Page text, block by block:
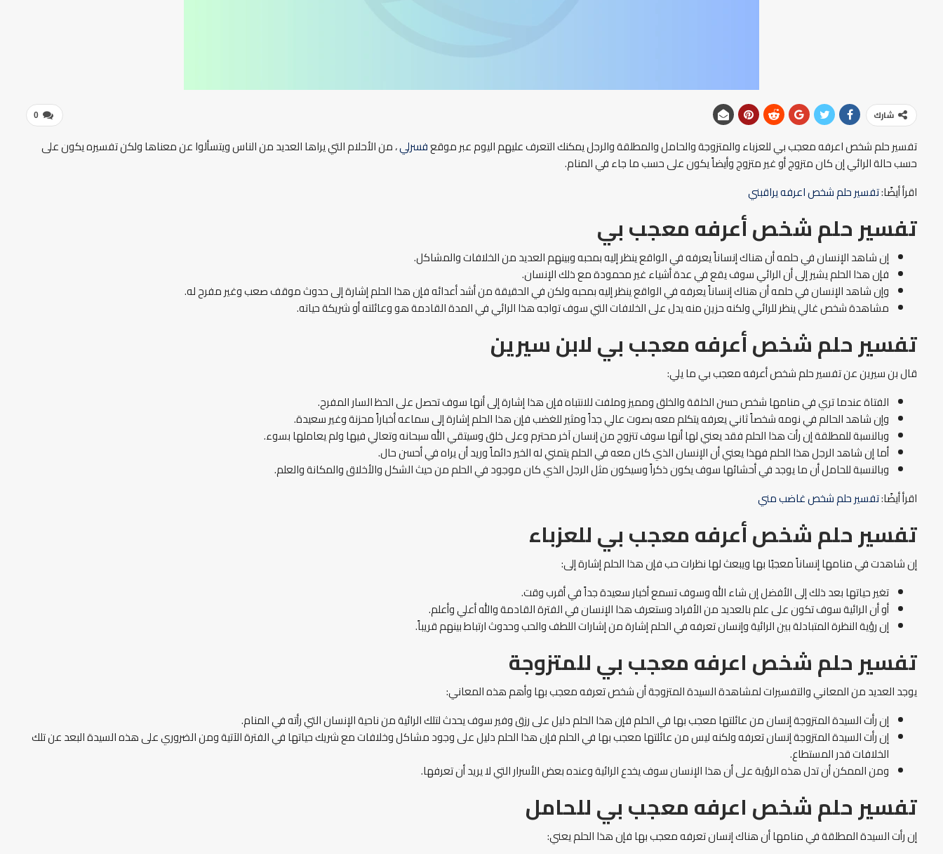
0 شارك
تفسير حلم شخص اعرفه معجب بي للعزباء والمتزوجة والحامل والمطلقة والرجل يمكنك التعرف عليهم اليوم عبر موقعفسرلي، من الأحلام التي يراها العديد من الناس ويتسألوا عن معناها ولكن تفسيره يكون على
حسب حالة الرائي إن كان متزوج أو غير متزوج وأيضاً يكون على حسب ما جاء في المنام.
اقرأ أيضًا:تفسير حلم شخص اعرفه يراقبني
تفسير حلم شخص أعرفه معجب بي
إن شاهد الإنسان في حلمه أن هناك إنساناً يعرفه في الواقع ينظر إليه بمحبه وبينهم العديد من الخلافات والمشاكل.
فإن هذا الحلم يشير إلى أن الرائي سوف يقع في عدة أشياء غير محمودة مع ذلك الإنسان.
وإن شاهد الإنسان في حلمه أن هناك إنساناً يعرفه في الواقع ينظر إليه بمحبه ولكن في الحقيقة من أشد أعدائه فإن هذا الحلم إشارة إلى حدوث موقف صعب وغير مفرح له.
مشاهدة شخص غالي ينظر للرائي ولكنه حزين منه يدل على الخلافات التي سوف تواجه هذا الرائي في المدة القادمة هو وعائلته أو شريكة حياته.
تفسير حلم شخص أعرفه معجب بي لابن سيرين
قال بن سيرين عن تفسير حلم شخص أعرفه معجب بي ما يلي:
الفتاة عندما تري في منامها شخص حسن الخلقة والخلق ومميز وملفت للانتباه فإن هذا إشارة إلى أنها سوف تحصل على الحظ السار المفرح.
وإن شاهد الحالم في نومه شخصاً ثاني يعرفه يتكلم معه بصوت عالي جداً ومثير للغضب فإن هذا الحلم إشارة إلى سماعه أخباراً محزنة وغير سعيدة.
وبالنسبة للمطلقة إن رأت هذا الحلم فقد يعني لها أنها سوف تتزوج من إنسان آخر محترم وعلى خلق وسيتقي الله سبحانه وتعالي فيها ولم يعاملها بسوء.
أما إن شاهد الرجل هذا الحلم فهذا يعني أن الإنسان الذي كان معه في الحلم يتمني له الخير دائماً وريد أن يراه في أحسن حال.
وبالنسبة للحامل أن ما يوجد في أحشائها سوف يكون ذكراً وسيكون مثل الرجل الذي كان موجود في الحلم من حيث الشكل والأخلاق والمكانة والعلم.
اقرأ أيضًا:تفسير حلم شخص غاضب مني
تفسير حلم شخص أعرفه معجب بي للعزباء
إن شاهدت في منامها إنساناً معجبًا بها ويبعث لها نظرات حب فإن هذا الحلم إشارة إلى:
تغير حياتها بعد ذلك إلى الأفضل إن شاء الله وسوف تسمع أخبار سعيدة جداً في أقرب وقت.
أو أن الرائية سوف تكون على علم بالعديد من الأفراد وستعرف هذا الإنسان في الفترة القادمة والله أعلي وأعلم.
إن رؤية النظرة المتبادلة بين الرائية وإنسان تعرفه في الحلم إشارة من إشارات اللطف والحب وحدوث ارتباط بينهم قريباً.
تفسير حلم شخص اعرفه معجب بي للمتزوجة
يوجد العديد من المعاني والتفسيرات لمشاهدة السيدة المتزوجة أن شخص تعرفه معجب بها وأهم هذه المعاني:
إن رأت السيدة المتزوجة إنسان من عائلتها معجب بها في الحلم فإن هذا الحلم دليل على رزق وفير سوف يحدث لتلك الرائية من ناحية الإنسان التي رأته في المنام.
إن رأت السيدة المتزوجة إنسان تعرفه ولكنه ليس من عائلتها معجب بها في الحلم فإن هذا الحلم دليل على وجود مشاكل وخلافات مع شريك حياتها في الفترة الآتية ومن الضروري على هذه السيدة البعد عن تلك
الخلافات قدر المستطاع.
ومن الممكن أن تدل هذه الرؤية على أن هذا الإنسان سوف يخدع الرائية وعنده بعض الأسرار التي لا يريد أن تعرفها.
تفسير حلم شخص اعرفه معجب بي للحامل
إن رأت السيدة المطلقة في منامها أن هناك إنسان تعرفه معجب بها فإن هذا الحلم يعني: